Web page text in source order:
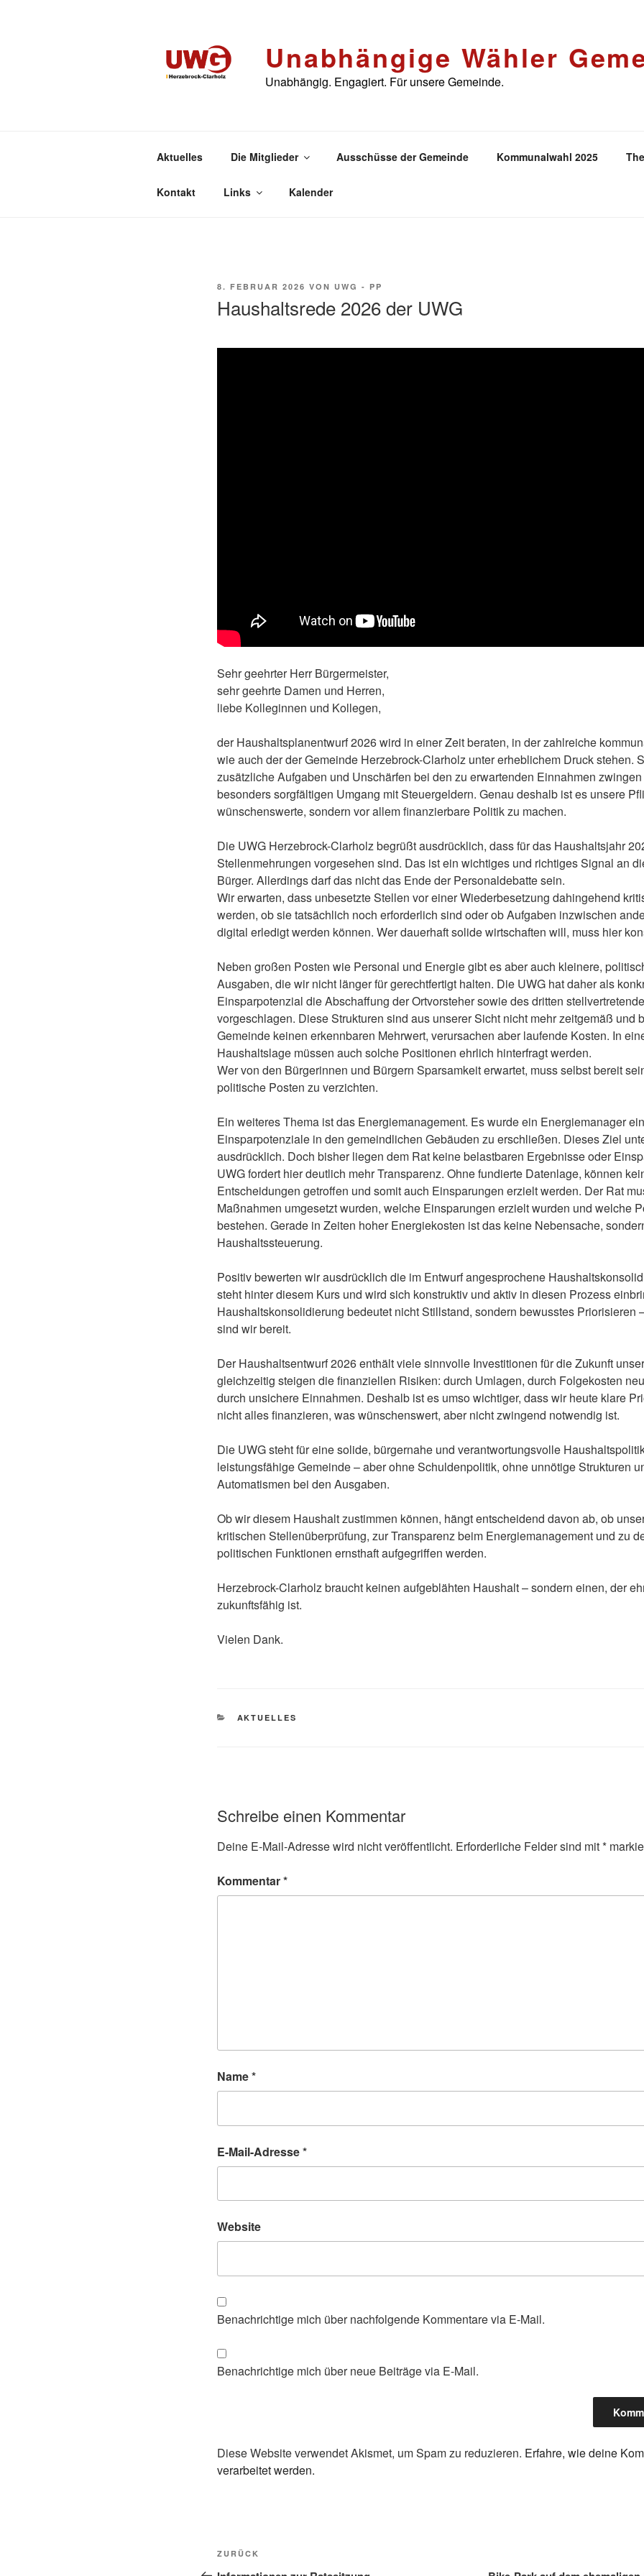
Unabhängige Wähler
Unabhängig. Engagiert. Für unsere Gemeinde.
Aktuelles Die Mitglieder Ausschüsse der Gemeinde Kommunalwahl 2025
Kontakt Links Kalender
VERÖFFENTLICHT
8. FEBRUAR 2026 VON UWG - PP
Haushaltsrede 2026 der UWG
Sehr geehrter Herr Bürgermeister,
sehr geehrte Damen und Herren,
liebe Kolleginnen und Kollegen,
der Haushaltsplanentwurf 2026 wird in einer Zeit beraten, in der zahlreiche
wie auch der der Gemeinde Herzebrock-Clarholz unter erheblichem Druck stehen.
zusätzliche Aufgaben und Unschärfen bei den zu erwartenden Einnahmen
besonders sorgfältigen Umgang mit Steuergeldern. Genau deshalb ist es unsere
wünschenswerte, sondern vor allem finanzierbare Politik zu machen.
Die UWG Herzebrock-Clarholz begrüßt ausdrücklich, dass für das Haushaltsjahr
Stellenmehrungen vorgesehen sind. Das ist ein wichtiges und richtiges Signal an
Bürger. Allerdings darf das nicht das Ende der Personaldebatte sein.
Wir erwarten, dass unbesetzte Stellen vor einer Wiederbesetzung dahingehend
werden, ob sie tatsächlich noch erforderlich sind oder ob Aufgaben inzwischen
digital erledigt werden können. Wer dauerhaft solide wirtschaften will, muss hier
Neben großen Posten wie Personal und Energie gibt es aber auch kleinere,
Ausgaben, die wir nicht länger für gerechtfertigt halten. Die UWG hat daher als
Einsparpotenzial die Abschaffung der Ortvorsteher sowie des dritten
vorgeschlagen. Diese Strukturen sind aus unserer Sicht nicht mehr zeitgemäß und
Gemeinde keinen erkennbaren Mehrwert, verursachen aber laufende Kosten. In
Haushaltslage müssen auch solche Positionen ehrlich hinterfragt werden.
Wer von den Bürgerinnen und Bürgern Sparsamkeit erwartet, muss selbst bereit
politische Posten zu verzichten.
Ein weiteres Thema ist das Energiemanagement. Es wurde ein Energiemanager
Einsparpotenziale in den gemeindlichen Gebäuden zu erschließen. Dieses Ziel
ausdrücklich. Doch bisher liegen dem Rat keine belastbaren Ergebnisse oder
UWG fordert hier deutlich mehr Transparenz. Ohne fundierte Datenlage, können
Entscheidungen getroffen und somit auch Einsparungen erzielt werden. Der Rat
Maßnahmen umgesetzt wurden, welche Einsparungen erzielt wurden und welche
bestehen. Gerade in Zeiten hoher Energiekosten ist das keine Nebensache,
Haushaltssteuerung.
Positiv bewerten wir ausdrücklich die im Entwurf angesprochene
steht hinter diesem Kurs und wird sich konstruktiv und aktiv in diesen Prozess
Haushaltskonsolidierung bedeutet nicht Stillstand, sondern bewusstes Priorisieren
sind wir bereit.
Der Haushaltsentwurf 2026 enthält viele sinnvolle Investitionen für die Zukunft
gleichzeitig steigen die finanziellen Risiken: durch Umlagen, durch Folgekosten
durch unsichere Einnahmen. Deshalb ist es umso wichtiger, dass wir heute klare
nicht alles finanzieren, was wünschenswert, aber nicht zwingend notwendig ist.
Die UWG steht für eine solide, bürgernahe und verantwortungsvolle
leistungsfähige Gemeinde – aber ohne Schuldenpolitik, ohne unnötige Strukturen
Automatismen bei den Ausgaben.
Ob wir diesem Haushalt zustimmen können, hängt entscheidend davon ab, ob
kritischen Stellenüberprüfung, zur Transparenz beim Energiemanagement und zu
politischen Funktionen ernsthaft aufgegriffen werden.
Herzebrock-Clarholz braucht keinen aufgeblähten Haushalt – sondern einen, der
zukunftsfähig ist.
Vielen Dank.
KATEGORIEN
AKTUELLES
Schreibe einen Kommentar
Deine E-Mail-Adresse wird nicht veröffentlicht. Erforderliche Felder sind mit*
Kommentar*
Name*
E-Mail-Adresse*
Website
Benachrichtige mich über nachfolgende Kommentare via E-Mail.
Benachrichtige mich über neue Beiträge via E-Mail.
Diese Website verwendet Akismet, um Spam zu reduzieren. Erfahre, wie deine
verarbeitet werden.
Beitragsnavigation
Vorheriger
Beitrag
ZURÜCK